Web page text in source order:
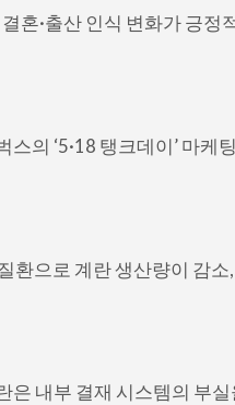
혼·출산 인식 변화가 긍정
의 ‘5·18 탱크데이’ 마케
환으로 계란 생산량이 감
내부 결재 시스템의 부